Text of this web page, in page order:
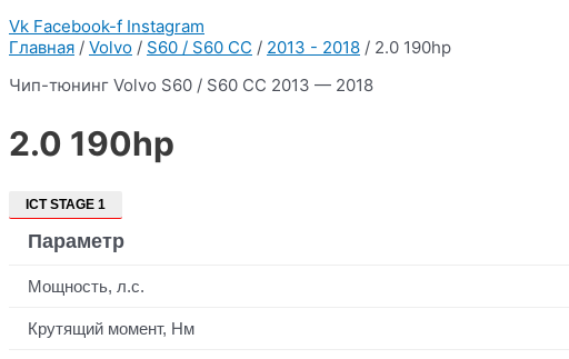
Vk Facebook-f Instagram
Главная / Volvo / S60 / S60 CC / 2013 - 2018 / 2.0 190hp
Чип-тюнинг Volvo S60 / S60 CC 2013 — 2018
2.0 190hp
ICT STAGE 1
Параметр
Мощность, л.с.
Крутящий момент, Нм